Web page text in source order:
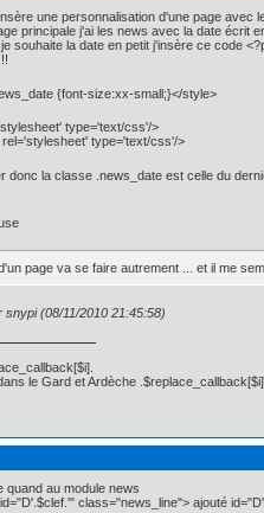
une personnalisation d'une page
principale j'ai les news avec la date
souhaite la date en petit j'insère ce code
{font-size:xx-small;}</style>
type='text/css'/>
type='text/css'/>
donc la classe .news_date est celle du
page va se faire autrement ... et il me
snypi (08/11/2010 21:45:58)
le Gard et Ardèche .$replace_callback[$i].
quand au module news
class="news_line"> ajouté